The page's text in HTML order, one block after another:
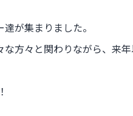
が集まりました。
方々と関わりながら、来